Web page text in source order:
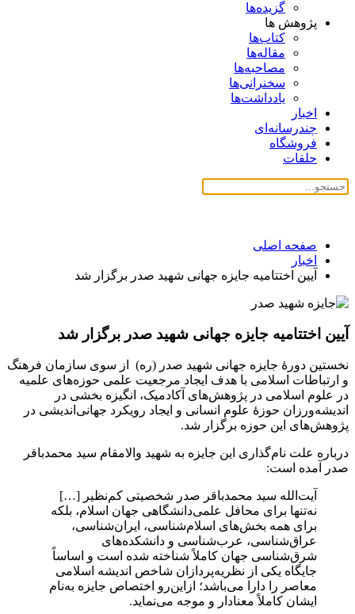
گزیده‌ها
پژوهش ها
کتاب‌ها
مقاله‌ها
مصاحبه‌ها
سخنرانی‌ها
یادداشت‌ها
اخبار
چندرسانه‌ای
فروشگاه
حلقات
صفحه اصلی
اخبار
آیین اختتامیه جایزه جهانی شهید صدر برگزار شد
آیین اختتامیه جایزه جهانی شهید صدر برگزار شد
نخستین دورۀ جایزه جهانی شهید صدر (ره) از سوی سازمان فرهنگ
و ارتباطات اسلامی با هدف ایجاد مرجعیت علمی حوزه‌های علمیه
در علوم اسلامی در پژوهش‌های آکادمیک، انگیزه بخشی در
اندیشه‌ورزان حوزۀ علوم انسانی و ایجاد رویکرد جهانی‌اندیشی در
پژوهش‌های این حوزه برگزار شد.
درباره علت نام‌‌گذاری این جایزه به شهید والامقام سید محمدباقر
صدر آمده است:
آیت‌الله سید محمدباقر صدر شخصیتی کم‌نظیر […]
نه‌تنها برای محافل علمی‌دانشگاهی جهان اسلام، بلکه
برای همه بخش‌های اسلام‌شناسی، ایران‌شناسی،
عراق‌‌شناسی، عرب‌شناسی و دانشکده‌های
شرق‌شناسی جهان کاملاً شناخته شده است و اساساً
جایگاه یکی از نظریه‌پردازان شاخص اندیشه اسلامی
معاصر را دارا می‌باشد؛ ازاین‌رو اختصاص جایزه به‌نام
ایشان کاملاً معنادار و موجه می‌نماید.